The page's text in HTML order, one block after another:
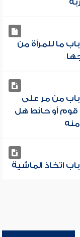
- باب ما للمرأة من
- باب من مر على
قوم أو حائط هل